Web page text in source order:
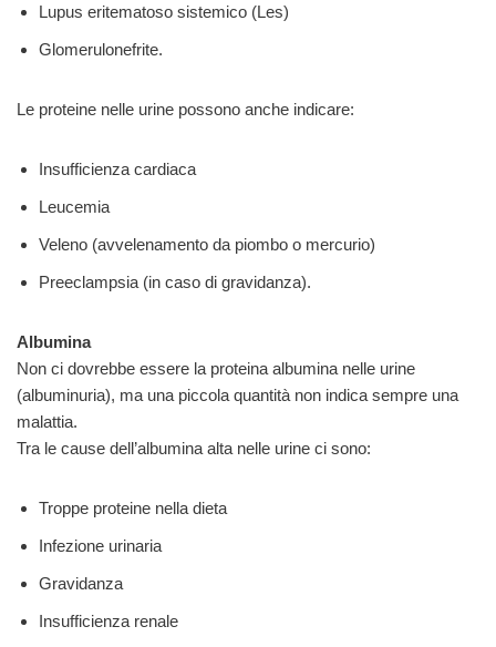
Lupus eritematoso sistemico (Les)
Glomerulonefrite.
Le proteine nelle urine possono anche indicare:
Insufficienza cardiaca
Leucemia
Veleno (avvelenamento da piombo o mercurio)
Preeclampsia (in caso di gravidanza).
Albumina
Non ci dovrebbe essere la proteina albumina nelle urine
(albuminuria), ma una piccola quantità non indica sempre una
malattia.
Tra le cause dell’albumina alta nelle urine ci sono:
Troppe proteine nella dieta
Infezione urinaria
Gravidanza
Insufficienza renale